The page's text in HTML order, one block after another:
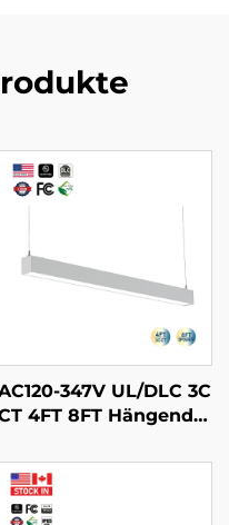
347V UL/DLC 3C
4FT 8FT Hängender
Pendel-L
ED-Batten-Linearsyste
m für Schulen Superm